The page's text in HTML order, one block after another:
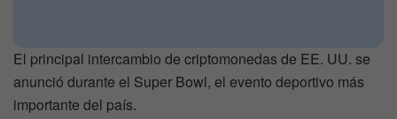
El principal intercambio de criptomonedas de EE. UU. se
anunció durante el Super Bowl, el evento deportivo más
importante del país.